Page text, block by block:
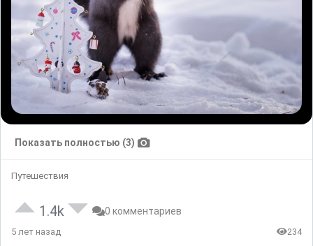
Показать полностью (3)
Путешествия
1.4k 0 комментариев
5 лет назад 234